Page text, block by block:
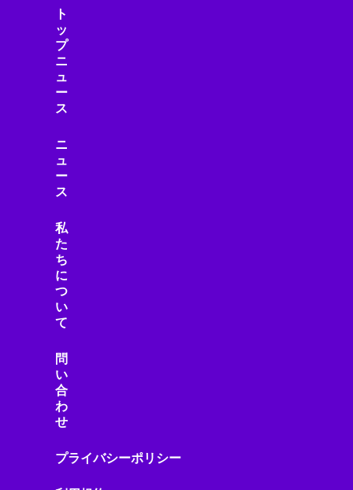
ト
ッ
プ
ニ
ュ
ー
ス
ニ
ュ
ー
ス
私
た
ち
に
つ
い
て
問
い
合
わ
せ
プライバシーポリシー